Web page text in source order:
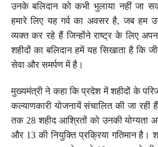
उनके बलिदान को कभी भुलाया नहीं जा
हमारे लिए यह गर्व का अवसर है, जब हम
व्यक्त कर रहे हैं जिन्होंने राष्ट्र के लिए
शहीदों का बलिदान हमें यह सिखाता है कि
सेवा और समर्पण में है।
मुख्यमंत्री ने कहा कि प्रदेश में शहीदों के
कल्याणकारी योजनायें संचालित की जा
तक 28 शहीद आश्रितों को उनकी योग्यता
और 13 की नियुक्ति प्रक्रिया गतिमान है।